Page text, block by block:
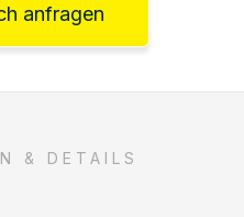
anfragen
& DETAILS